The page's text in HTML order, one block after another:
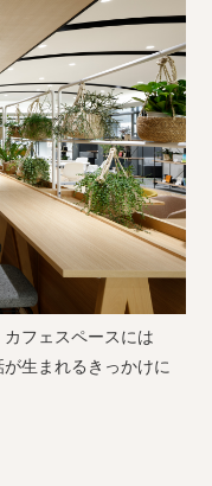
フェスペースには
生まれるきっかけに